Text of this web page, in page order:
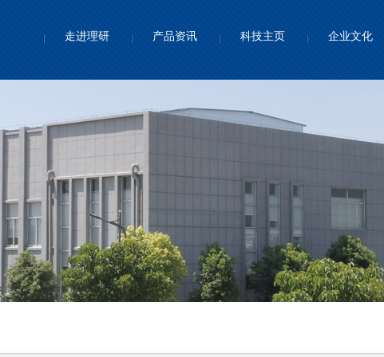
走进理研 产品资讯 科技主页 企业文化